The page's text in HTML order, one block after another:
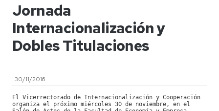
Jornada
Internacionalización y
Dobles Titulaciones
30/11/2016
El Vicerrectorado de Internacionalización y Cooperación
organiza el próximo miércoles 30 de noviembre, en el